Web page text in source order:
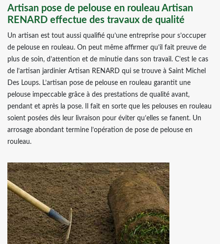
Artisan pose de pelouse en rouleau Artisan
RENARD effectue des travaux de qualité
Un artisan est tout aussi qualifié qu’une entreprise pour s’occuper
de pelouse en rouleau. On peut même affirmer qu’il fait preuve de
plus de soin, d’attention et de minutie dans son travail. C’est le cas
de l’artisan jardinier Artisan RENARD qui se trouve à Saint Michel
Des Loups. L’artisan pose de pelouse en rouleau garantit une
pelouse impeccable grâce à des prestations de qualité avant,
pendant et après la pose. Il fait en sorte que les pelouses en rouleau
soient posées dès leur livraison pour éviter qu’elles se fanent. Un
arrosage abondant termine l’opération de pose de pelouse en
rouleau.